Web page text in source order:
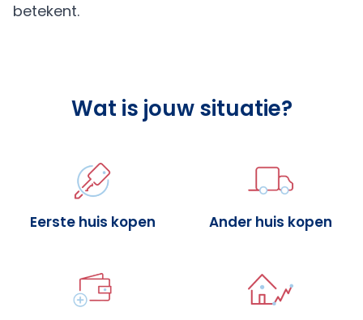
betekent.
Wat is jouw situatie?
Eerste huis kopen Ander huis kopen